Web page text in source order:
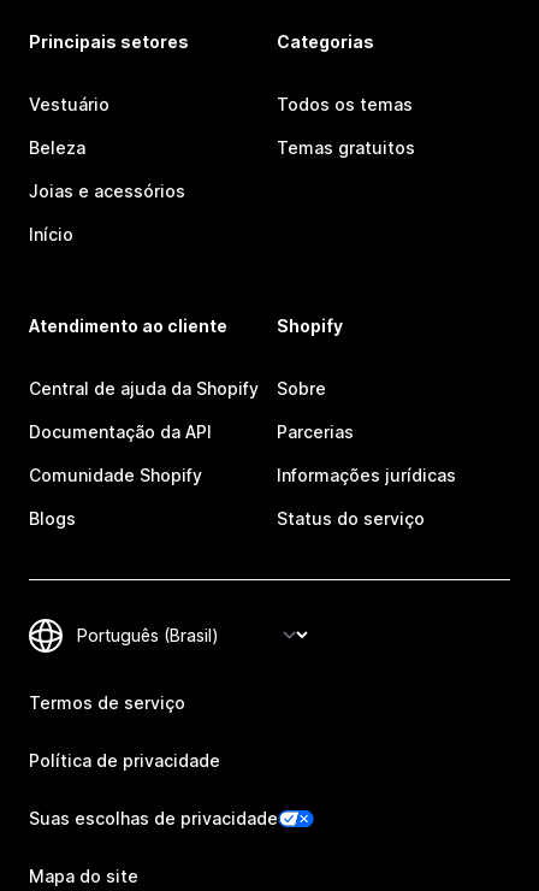
Principais setores
Vestuário
Beleza
Joias e acessórios
Início
Categorias
Todos os temas
Temas gratuitos
Atendimento ao cliente
Central de ajuda da Shopify
Documentação da API
Comunidade Shopify
Blogs
Shopify
Sobre
Parcerias
Informações jurídicas
Status do serviço
Termos de serviço
Política de privacidade
Suas escolhas de privacidade
Mapa do site